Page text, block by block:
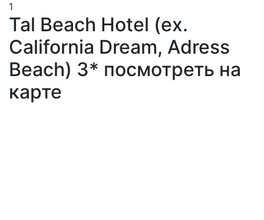
1
Tal Beach Hotel (ex.
California Dream, Adress
Beach) 3* посмотреть на
карте